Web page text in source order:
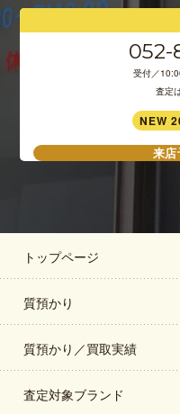
受付／
査定
NEW
来
トップページ
質預かり
質預かり／買取実績
査定対象ブランド